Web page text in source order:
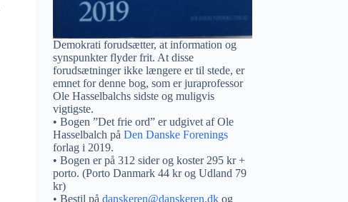
Demokrati forudsætter, at information og
synspunkter flyder frit. At disse
forudsætninger ikke længere er til stede, er
emnet for denne bog, som er juraprofessor
Ole Hasselbalchs sidste og muligvis
vigtigste.
• Bogen ”Det frie ord” er udgivet af Ole
Hasselbalch påDen Danske Forenings
forlag i 2019.
• Bogen er på 312 sider og koster 295 kr +
porto. (Porto Danmark 44 kr og Udland 79
kr)
• Bestil pådanskeren@danskeren.dk og